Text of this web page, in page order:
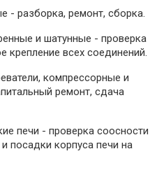
- разборка, ремонт, сборка.
и шатунные - проверка
крепление всех соединений.
компрессорные и
ремонт, сдача
печи - проверка соосности
посадки корпуса печи на